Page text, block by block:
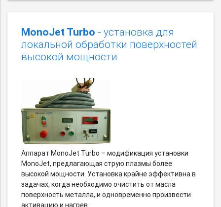
MonoJet Turbo - установка для
локальной обработки поверхностей
высокой мощности
Аппарат MonoJet Turbo – модификация установки
MonoJet, предлагающая струю плазмы более
высокой мощности. Установка крайне эффективна в
задачах, когда необходимо очистить от масла
поверхность металла, и одновременно произвести
активацию и нагрев.